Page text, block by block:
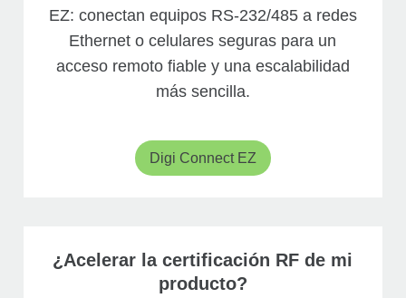
EZ: conectan equipos RS-232/485 a redes
Ethernet o celulares seguras para un
acceso remoto fiable y una escalabilidad
más sencilla.
Digi Connect EZ
¿Acelerar la certificación RF de mi
producto?